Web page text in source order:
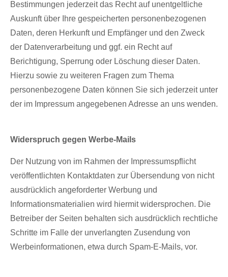
Bestimmungen jederzeit das Recht auf unentgeltliche
Auskunft über Ihre gespeicherten personenbezogenen
Daten, deren Herkunft und Empfänger und den Zweck
der Datenverarbeitung und ggf. ein Recht auf
Berichtigung, Sperrung oder Löschung dieser Daten.
Hierzu sowie zu weiteren Fragen zum Thema
personenbezogene Daten können Sie sich jederzeit unter
der im Impressum angegebenen Adresse an uns wenden.
Widerspruch gegen Werbe-Mails
Der Nutzung von im Rahmen der Impressumspflicht
veröffentlichten Kontaktdaten zur Übersendung von nicht
ausdrücklich angeforderter Werbung und
Informationsmaterialien wird hiermit widersprochen. Die
Betreiber der Seiten behalten sich ausdrücklich rechtliche
Schritte im Falle der unverlangten Zusendung von
Werbeinformationen, etwa durch Spam-E-Mails, vor.